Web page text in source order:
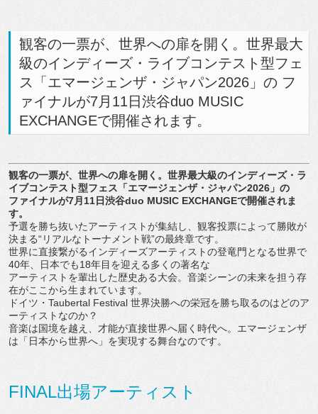
観客の一票が、世界への扉を開く。世界最大
級のインディーズ・ライブコンテスト型フェ
ス「エマージェンザ・ジャパン2026」の フ
ァイナルが7月11日渋谷duo MUSIC
EXCHANGEで開催されます。
観客の一票が、世界への扉を開く。世界最大級のインディーズ・ ラ
イブコンテスト型フェス「エマージェンザ・ジャパン2026 」 の
ファイナルが7月 11日渋谷duo MUSIC EXCHANGEで開催されま
す。
予選を勝ち抜いたアーティストが集結し、 観客投票によって勝敗が
決まる“リアルなトーナメント戦”の最終章です。
世界に直接繋がるインディーズアーティストの登竜門となる世界で
40年、日本でも18年目を迎える多くの著名な
アーティストを輩出した歴史ある大会。 音楽シーンの未来を担う存
在がここから生まれています。
ドイツ・Taubertal Festival 世界決勝への栄冠を勝ち取るのはどのア
ーティストなのか？
音楽は国境を越え、才能が直接世界へ届く時代へ。 エマージェンザ
は「日本から世界へ」を実現する舞台なのです。
FINAL出場アーティスト